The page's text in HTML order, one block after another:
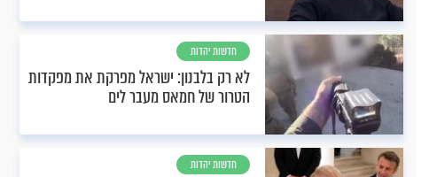
חדשות יהדות
לא רק בלבנון: ישראל מפרקת את מפקדות
הטרור של חמאס מעבר לים
חדשות יהדות